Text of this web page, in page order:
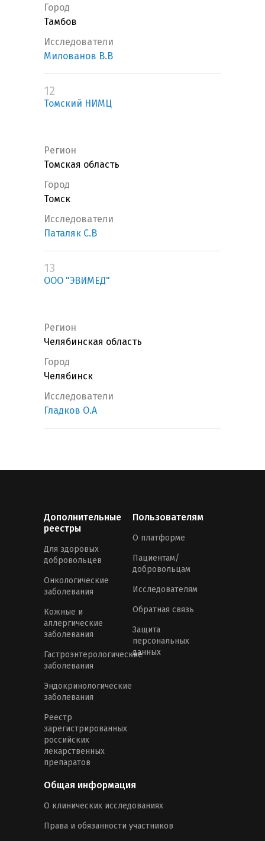
Город
Тамбов
Исследователи
Милованов В.В
12
Томский НИМЦ
Регион
Томская область
Город
Томск
Исследователи
Паталяк С.В
13
ООО "ЭВИМЕД"
Регион
Челябинская область
Город
Челябинск
Исследователи
Гладков О.А
Дополнительные
реестры
Для здоровых
добровольцев
Онкологические
заболевания
Кожные и
аллергические
заболевания
Гастроэнтерологические
заболевания
Эндокринологические
заболевания
Реестр
зарегистрированных
российских
лекарственных
препаратов
Пользователям
О платформе
Пациентам/
добровольцам
Исследователям
Обратная связь
Защита
персональных
данных
Общая информация
О клинических исследованиях
Права и обязанности участников